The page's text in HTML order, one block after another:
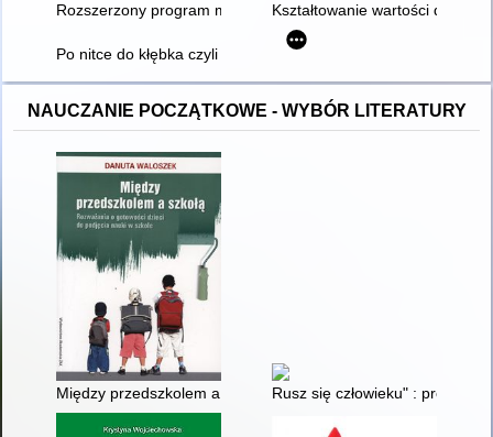
Rozszerzony program matematyki w gimnazjum : poradnik
Kształtowanie wartości
Po nitce do kłębka czyli Jak ćwiczyć sprawność rachunkową
NAUCZANIE POCZĄTKOWE - WYBÓR LITERATURY
Między przedszkolem a szkołą : rozważania o gotowości
Rusz się człowieku" : program